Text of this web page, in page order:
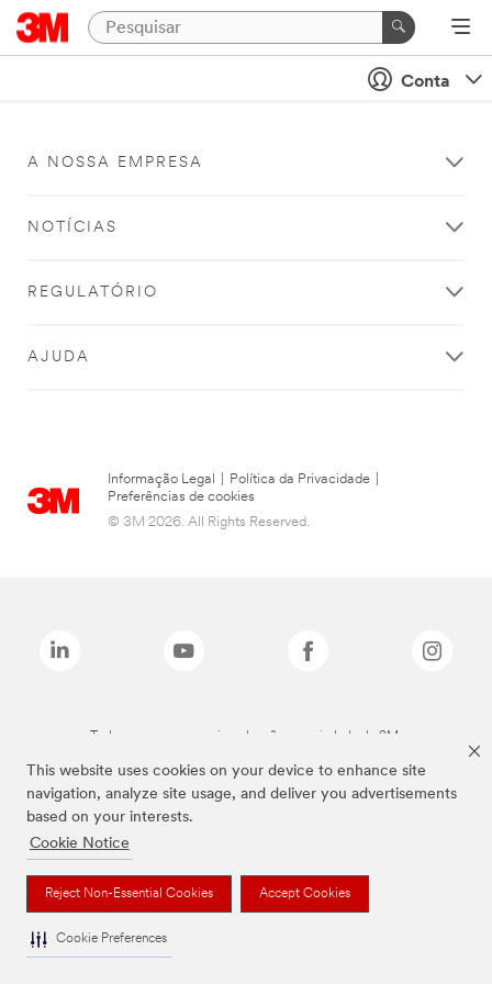
This website uses cookies on your device to enhance site
navigation, analyze site usage, and deliver you advertisements
based on your interests.
Cookie Notice
Reject Non-Essential Cookies Accept Cookies
Cookie Preferences
Conta
A NOSSA EMPRESA
NOTÍCIAS
REGULATÓRIO
AJUDA
Informação Legal Política da Privacidade
Preferências de cookies
© 3M 2026. All Rights Reserved.
Todas as marcas mencionadas são propriedade da 3M.